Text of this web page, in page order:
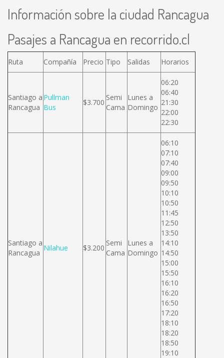
Información sobre la ciudad Rancagua
Pasajes a Rancagua en recorrido.cl
Ruta Compañía Precio Tipo Salidas Horarios
Santiago a
Rancagua
Pullman
Bus
$3.700
Semi
Cama
Lunes a
Domingo
06:20
06:40
21:30
22:00
22:30
Santiago a
Rancagua
Nilahue $3.200
Semi
Cama
Lunes a
Domingo
06:10
07:10
07:40
09:00
09:50
10:10
10:50
11:45
12:50
13:50
14:10
14:50
15:00
15:50
16:10
16:20
16:50
17:20
18:10
18:20
18:50
19:10